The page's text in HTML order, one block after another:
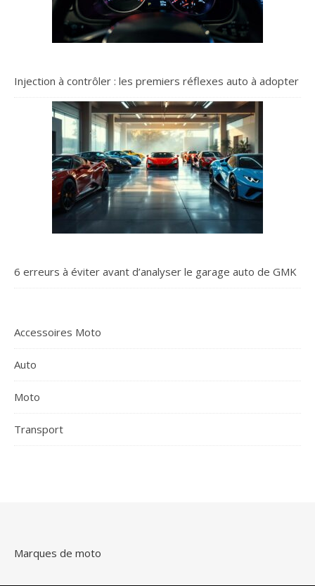
Injection à contrôler : les premiers réflexes auto à adopter
6 erreurs à éviter avant d’analyser le garage auto de GMK
Accessoires Moto
Auto
Moto
Transport
Marques de moto